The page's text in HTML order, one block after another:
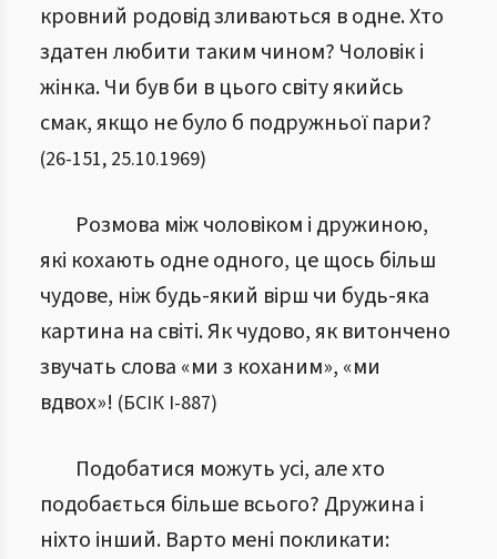
кровний родовід зливаються в одне. Хто
здатен любити таким чином? Чоловік і
жінка. Чи був би в цього світу якийсь
смак, якщо не було б подружньої пари?
(26-151, 25.10.1969)
Розмова між чоловіком і дружиною,
які кохають одне одного, це щось більш
чудове, ніж будь-який вірш чи будь-яка
картина на світі. Як чудово, як витончено
звучать слова «ми з коханим», «ми
вдвох»! (БСІК І-887)
Подобатися можуть усі, але хто
подобається більше всього? Дружина і
ніхто інший. Варто мені покликати: